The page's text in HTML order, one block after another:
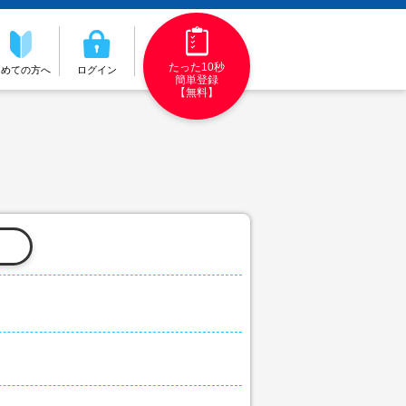
ての方へ ログイン
たった10秒
簡単登録
【無料】